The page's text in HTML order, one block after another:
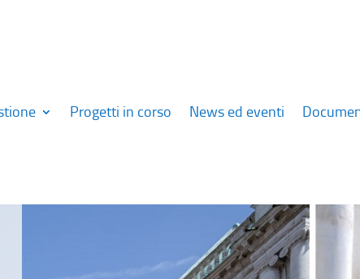
Progetti in corso News ed eventi